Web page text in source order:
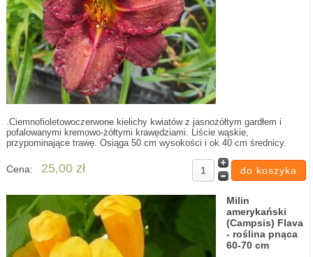
.Ciemnofioletowoczerwone kielichy kwiatów z jasnożółtym gardłem i
pofalowanymi kremowo-żółtymi krawędziami. Liście wąskie,
przypominające trawę. Osiąga 50 cm wysokości i ok 40 cm średnicy.
Cena: 25,00 zł
Milin
amerykański
(Campsis) Flava
- roślina pnąca
60-70 cm